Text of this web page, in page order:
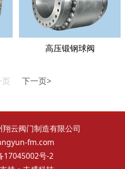
高压锻钢球阀
下一页>
云阀门制造有限公司
fm.com
17045002号-2